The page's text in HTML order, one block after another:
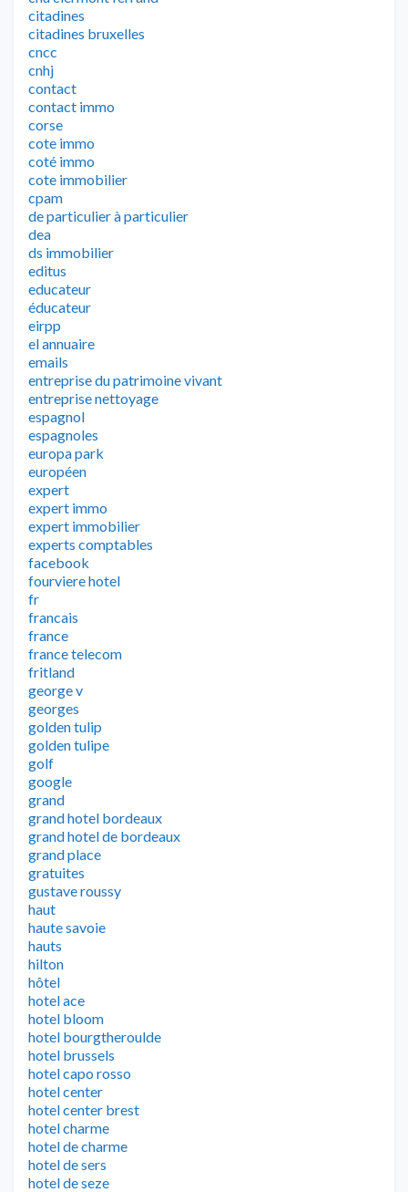
citadines
citadines bruxelles
cncc
cnhj
contact
contact immo
corse
cote immo
coté immo
cote immobilier
cpam
de particulier à particulier
dea
ds immobilier
editus
educateur
éducateur
eirpp
el annuaire
emails
entreprise du patrimoine vivant
entreprise nettoyage
espagnol
espagnoles
europa park
européen
expert
expert immo
expert immobilier
experts comptables
facebook
fourviere hotel
fr
francais
france
france telecom
fritland
george v
georges
golden tulip
golden tulipe
golf
google
grand
grand hotel bordeaux
grand hotel de bordeaux
grand place
gratuites
gustave roussy
haut
haute savoie
hauts
hilton
hôtel
hotel ace
hotel bloom
hotel bourgtheroulde
hotel brussels
hotel capo rosso
hotel center
hotel center brest
hotel charme
hotel de charme
hotel de sers
hotel de seze